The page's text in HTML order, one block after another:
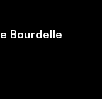
Bourdelle